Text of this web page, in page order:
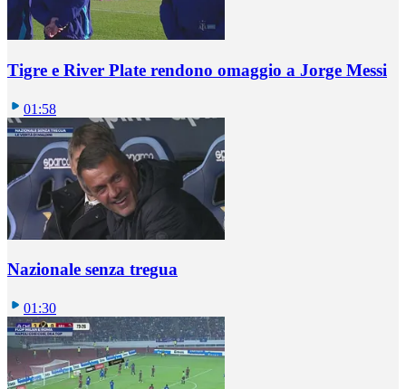
Tigre e River Plate rendono omaggio a Jorge Messi
01:58
Nazionale senza tregua
01:30